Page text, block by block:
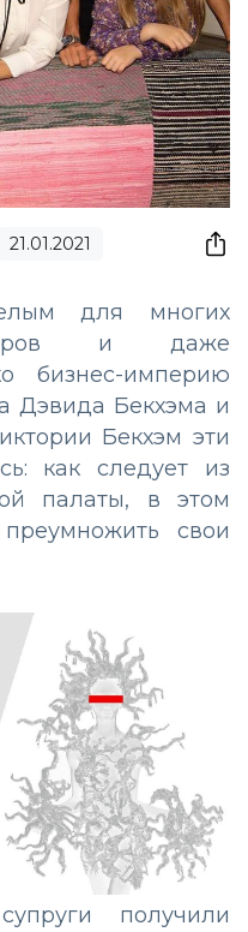
21.01.2021
для многих
и даже
бизнес-империю
Дэвида Бекхэма и
Бекхэм эти
как следует из
палаты, в этом
свои
получили